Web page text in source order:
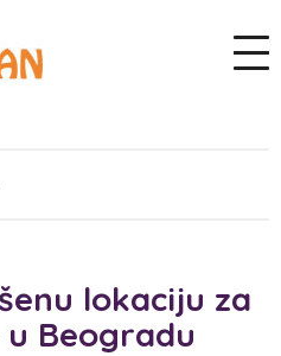
lokaciju za
Beogradu